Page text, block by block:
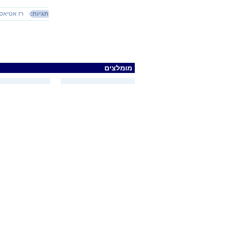
תגיות: רז
מומלצים